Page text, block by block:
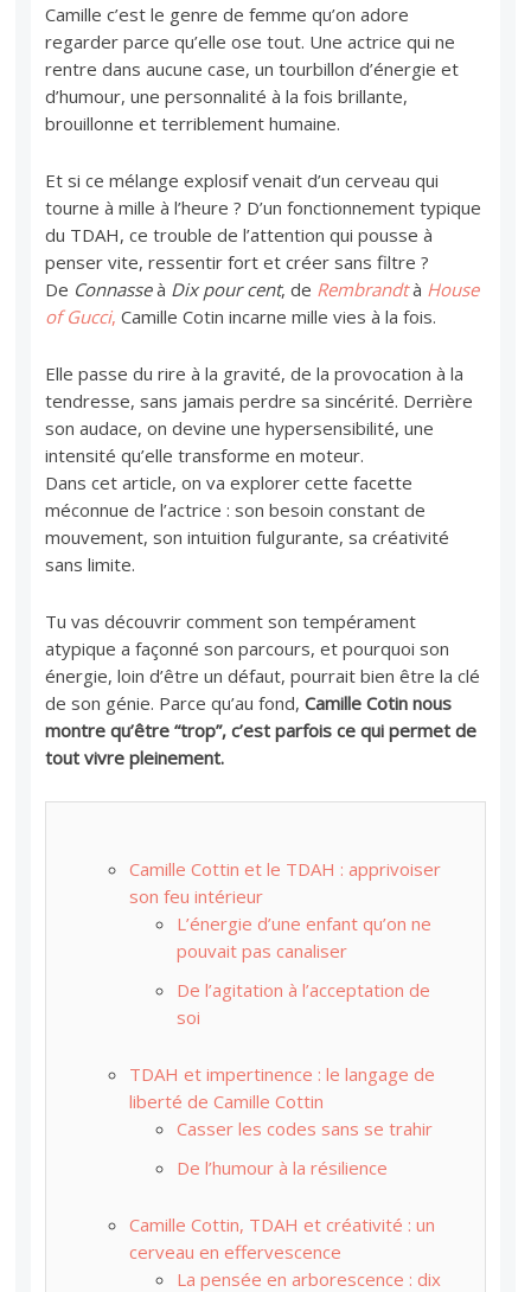
Camille c’est le genre de femme qu’on adore
regarder parce qu’elle ose tout. Une actrice qui ne
rentre dans aucune case, un tourbillon d’énergie et
d’humour, une personnalité à la fois brillante,
brouillonne et terriblement humaine.
Et si ce mélange explosif venait d’un cerveau qui
tourne à mille à l’heure ? D’un fonctionnement typique
du TDAH, ce trouble de l’attention qui pousse à
penser vite, ressentir fort et créer sans filtre ?
De Connasseà Dix pour cent, de Rembrandtà House
of Gucci, Camille Cotin incarne mille vies à la fois.
Elle passe du rire à la gravité, de la provocation à la
tendresse, sans jamais perdre sa sincérité. Derrière
son audace, on devine une hypersensibilité, une
intensité qu’elle transforme en moteur.
Dans cet article, on va explorer cette facette
méconnue de l’actrice : son besoin constant de
mouvement, son intuition fulgurante, sa créativité
sans limite.
Tu vas découvrir comment son tempérament
atypique a façonné son parcours, et pourquoi son
énergie, loin d’être un défaut, pourrait bien être la clé
de son génie. Parce qu’au fond, Camille Cotin nous
montre qu’être “trop”, c’est parfois ce qui permet de
tout vivre pleinement.
Camille Cottin et le TDAH : apprivoiser
son feu intérieur
L’énergie d’une enfant qu’on ne
pouvait pas canaliser
De l’agitation à l’acceptation de
soi
TDAH et impertinence : le langage de
liberté de Camille Cottin
Casser les codes sans se trahir
De l’humour à la résilience
Camille Cottin, TDAH et créativité : un
cerveau en effervescence
La pensée en arborescence : dix